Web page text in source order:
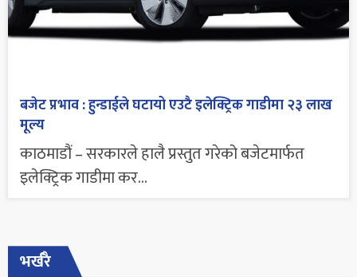
बजेट प्रभाव : हुन्डाईले घटायो एउटै इलेक्ट्रिक गाडीमा २३ लाख
मूल्य
काठमाडौं – सरकारले हालै प्रस्तुत गरेको बजेटमार्फत
इलेक्ट्रिक गाडीमा कर...
भर्खरै